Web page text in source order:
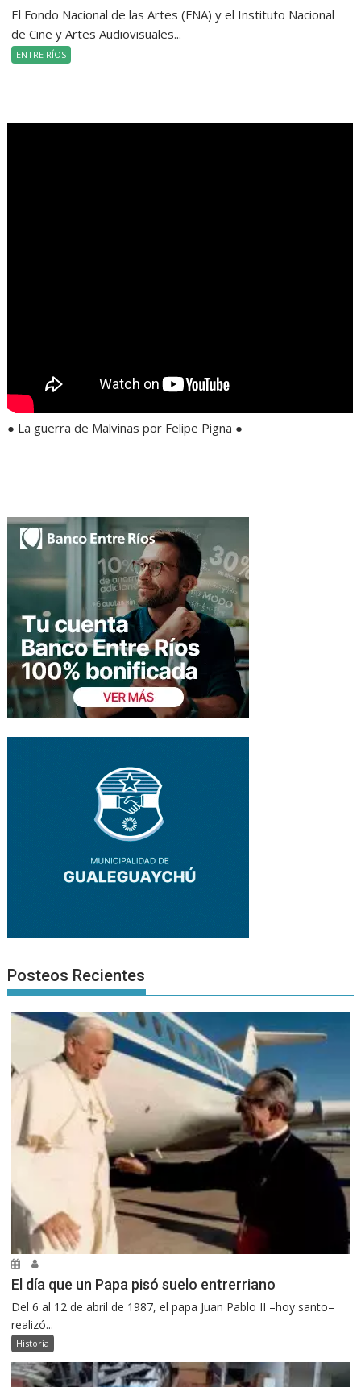
El Fondo Nacional de las Artes (FNA) y el Instituto Nacional
de Cine y Artes Audiovisuales...
ENTRE RÍOS
● La guerra de Malvinas por Felipe Pigna ●
Posteos Recientes
El día que un Papa pisó suelo entrerriano
Del 6 al 12 de abril de 1987, el papa Juan Pablo II –hoy santo–
realizó...
Historia